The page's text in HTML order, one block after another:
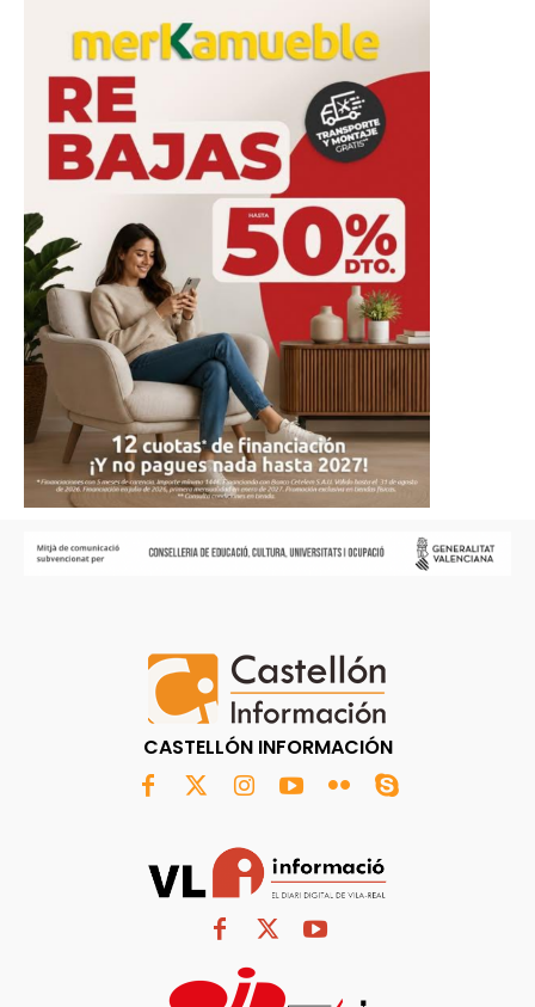
CASTELLÓN INFORMACIÓN